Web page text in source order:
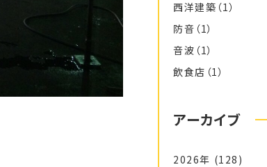
西洋建築 （1）
防音 （1）
音波 （1）
飲食店 （1）
アーカイブ
2026年 (128)